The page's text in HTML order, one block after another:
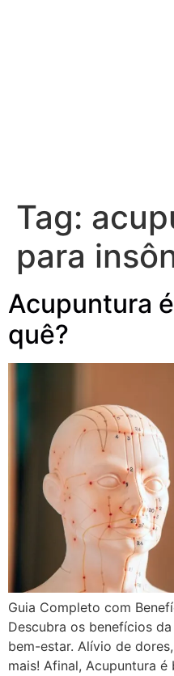
Tag:
para
Acupuntura
quê?
Guia Completo com
Descubra os benefícios
bem-estar. Alívio de
mais! Afinal, Acupuntura